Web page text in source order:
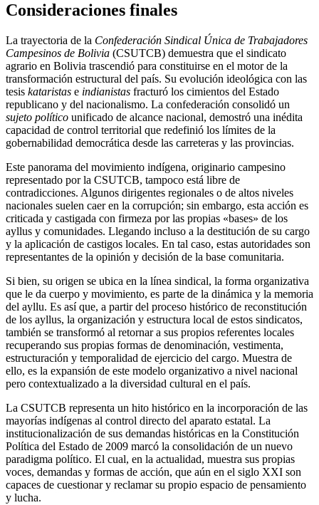
Consideraciones finales
La trayectoria de la Confederación Sindical Única de Trabajadores
Campesinos de Bolivia (CSUTCB) demuestra que el sindicato
agrario en Bolivia trascendió para constituirse en el motor de la
transformación estructural del país. Su evolución ideológica con las
tesis kataristas e indianistas fracturó los cimientos del Estado
republicano y del nacionalismo. La confederación consolidó un
sujeto político unificado de alcance nacional, demostró una inédita
capacidad de control territorial que redefinió los límites de la
gobernabilidad democrática desde las carreteras y las provincias.
Este panorama del movimiento indígena, originario campesino
representado por la CSUTCB, tampoco está libre de
contradicciones. Algunos dirigentes regionales o de altos niveles
nacionales suelen caer en la corrupción; sin embargo, esta acción es
criticada y castigada con firmeza por las propias «bases» de los
ayllus y comunidades. Llegando incluso a la destitución de su cargo
y la aplicación de castigos locales. En tal caso, estas autoridades son
representantes de la opinión y decisión de la base comunitaria.
Si bien, su origen se ubica en la línea sindical, la forma organizativa
que le da cuerpo y movimiento, es parte de la dinámica y la memoria
del ayllu. Es así que, a partir del proceso histórico de reconstitución
de los ayllus, la organización y estructura local de estos sindicatos,
también se transformó al retornar a sus propios referentes locales
recuperando sus propias formas de denominación, vestimenta,
estructuración y temporalidad de ejercicio del cargo. Muestra de
ello, es la expansión de este modelo organizativo a nivel nacional
pero contextualizado a la diversidad cultural en el país.
La CSUTCB representa un hito histórico en la incorporación de las
mayorías indígenas al control directo del aparato estatal. La
institucionalización de sus demandas históricas en la Constitución
Política del Estado de 2009 marcó la consolidación de un nuevo
paradigma político. El cual, en la actualidad, muestra sus propias
voces, demandas y formas de acción, que aún en el siglo XXI son
capaces de cuestionar y reclamar su propio espacio de pensamiento
y lucha.